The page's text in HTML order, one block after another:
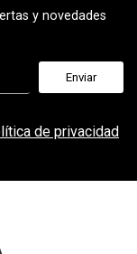
y novedades
de privacidad